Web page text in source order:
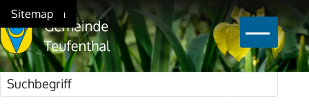
Navigieren in Teufenthal
Schnellnavigation
Home
Navigation
Inhalt
Suche
Sitemap
Suchbegriff